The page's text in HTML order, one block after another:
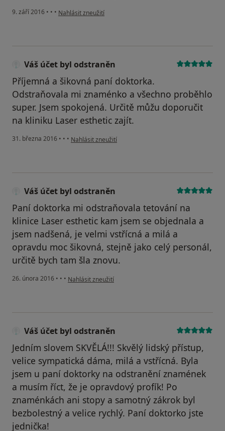
9. září 2016 • • • podle názoru uživatele Váš účet byl odstraněn
Nahlásit zneužití
Váš účet byl odstraněn
Příjemná a šikovná paní doktorka.
Odstraňovala mi znaménko a všechno proběhlo
super. Jsem spokojená. Určitě můžu doporučit
na kliniku Laser esthetic zajít.
31. března 2016 • • • podle názoru uživatele Váš účet byl odstraněn
Nahlásit zneužití
Váš účet byl odstraněn
Paní doktorka mi odstraňovala tetování na
klinice Laser esthetic kam jsem se objednala a
jsem nadšená, je velmi vstřícná a milá a
opravdu moc šikovná, stejně jako celý personál,
určitě bych tam šla znovu.
26. února 2016 • • • podle názoru uživatele Váš účet byl odstraněn
Nahlásit zneužití
Váš účet byl odstraněn
Jedním slovem SKVĚLÁ!!! Skvělý lidský přístup,
velice sympatická dáma, milá a vstřícná. Byla
jsem u paní doktorky na odstranění znamének
a musím říct, že je opravdový profík! Po
znaménkách ani stopy a samotný zákrok byl
bezbolestný a velice rychlý. Paní doktorko jste
jednička!